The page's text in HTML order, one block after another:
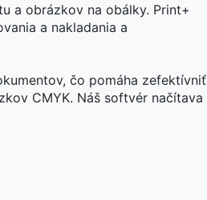
a obrázkov na obálky. Print+
a nakladania a
čo pomáha zefektívniť
CMYK. Náš softvér načítava